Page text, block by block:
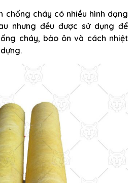
chống cháy có nhiều hình dạng
nhưng đều được sử dụng để
cháy, bảo ôn và cách nhiệt